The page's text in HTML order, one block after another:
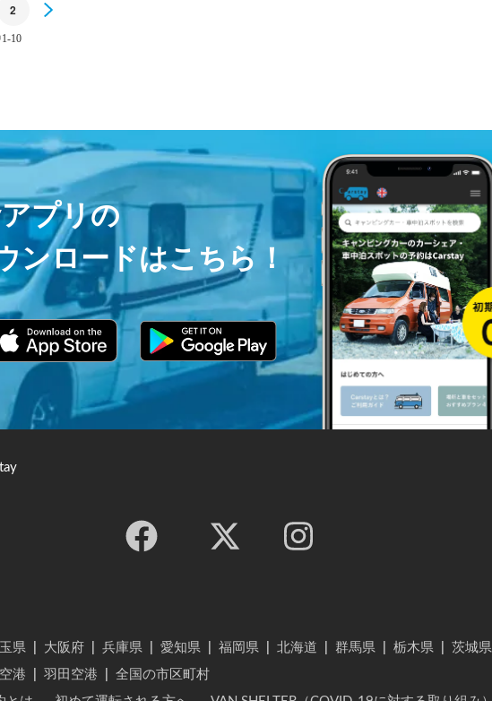
2
10
プリの
ンロードはこちら！
県 大阪府 兵庫県 愛知県 福岡県 北海道 群馬県 栃木県 茨城県
港 羽田空港
全国の市区町村